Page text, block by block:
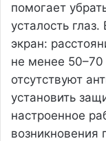
помогает
усталость
экран:
не менее 50–70
отсутствуют
установить
настроенное
возникновения